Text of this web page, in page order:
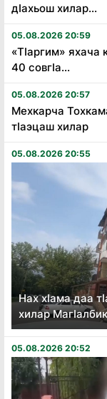
дӏахьош хилар...
05.08.2026 20:59
«Тӏаргим» яхача
40 совгӏа...
05.08.2026 20:57
Мехкарча
тӏаэцаш хилар
05.08.2026 20:55
Нах хӏама даа
хилар
05.08.2026 20:52